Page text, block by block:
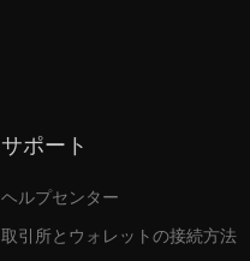
サポート
ヘルプセンター
取引所とウォレットの接続方法